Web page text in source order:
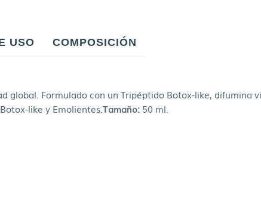
USO COMPOSICIÓN
global. Formulado con un Tripéptido Botox-like, difumina
like y Emolientes.Tamaño: 50 ml.